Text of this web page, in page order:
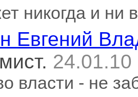
никогда и ни
Евгений
24.01.10
власти - не